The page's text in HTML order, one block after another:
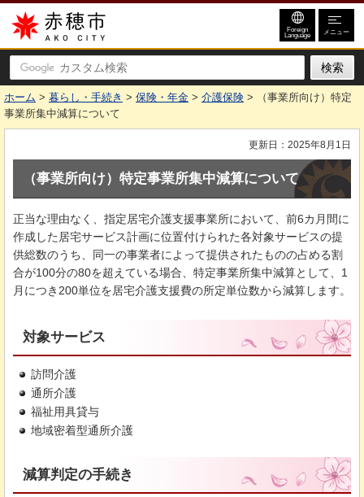
赤穂市
Foreign
Language メニュー
ホーム > 暮らし・手続き > 保険・年金 > 介護保険 > （事業所向け）特定
事業所集中減算について
更新日：2025年8月1日
（事業所向け）特定事業所集中減算について
正当な理由なく、指定居宅介護支援事業所において、前6カ月間に
作成した居宅サービス計画に位置付けられた各対象サービスの提
供総数のうち、同一の事業者によって提供されたものの占める割
合が100分の80を超えている場合、特定事業所集中減算として、1
月につき200単位を居宅介護支援費の所定単位数から減算します。
対象サービス
訪問介護
通所介護
福祉用具貸与
地域密着型通所介護
減算判定の手続き